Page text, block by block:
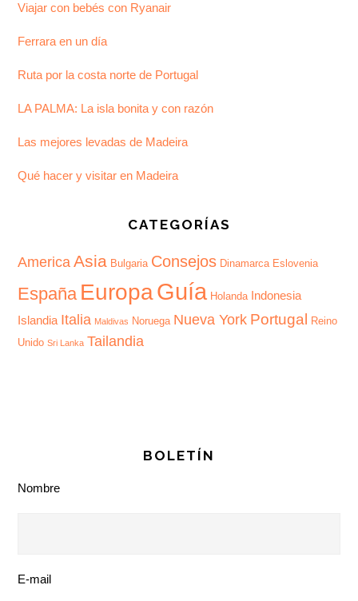
Viajar con bebés con Ryanair
Ferrara en un día
Ruta por la costa norte de Portugal
LA PALMA: La isla bonita y con razón
Las mejores levadas de Madeira
Qué hacer y visitar en Madeira
CATEGORÍAS
America Asia Bulgaria Consejos Dinamarca Eslovenia
España EuropaGuía Holanda Indonesia
Islandia Italia Maldivas Noruega Nueva York Portugal
Reino
Unido Sri Lanka Tailandia
BOLETÍN
Nombre
E-mail